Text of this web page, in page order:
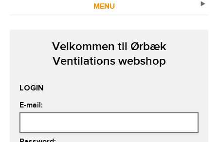
MENU
Velkommen til Ørbæk
Ventilations webshop
LOGIN
E-mail: